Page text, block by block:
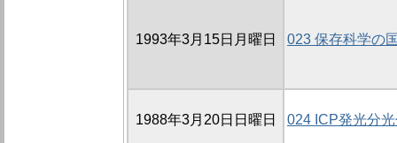
1993年3月15日月曜日 023 保存科学の
1988年3月20日日曜日 024 ICP発光分